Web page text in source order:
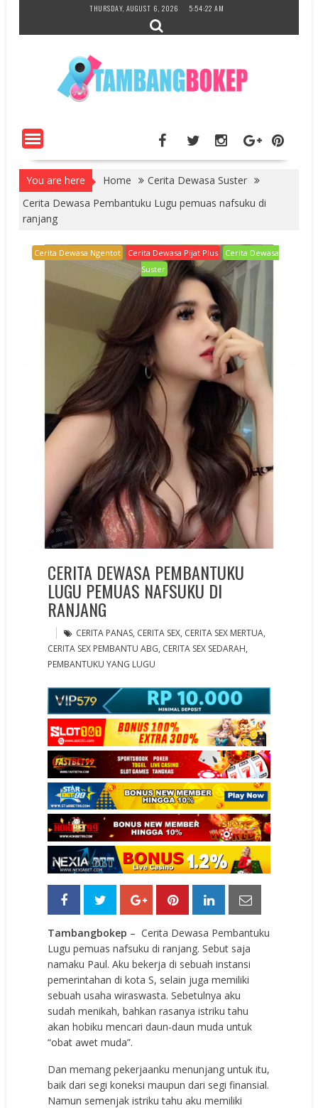
content
THURSDAY, AUGUST 6, 2026 5:54:23 AM
You are here Home
Cerita Dewasa Suster
Cerita Dewasa Pembantuku Lugu pemuas nafsuku di
ranjang
Cerita Dewasa Ngentot Cerita Dewasa Pijat Plus
Cerita Dewasa
Suster
CERITA DEWASA PEMBANTUKU
LUGU PEMUAS NAFSUKU DI
RANJANG
CERITA PANAS, CERITA SEX, CERITA SEX MERTUA,
CERITA SEX PEMBANTU ABG, CERITA SEX SEDARAH,
PEMBANTUKU YANG LUGU
Tambangbokep – Cerita Dewasa Pembantuku
Lugu pemuas nafsuku di ranjang. Sebut saja
namaku Paul. Aku bekerja di sebuah instansi
pemerintahan di kota S, selain juga memiliki
sebuah usaha wiraswasta. Sebetulnya aku
sudah menikah, bahkan rasanya istriku tahu
akan hobiku mencari daun-daun muda untuk
“obat awet muda”.
Dan memang pekerjaanku menunjang untuk itu,
baik dari segi koneksi maupun dari segi finansial.
Namun semenjak istriku tahu aku memiliki